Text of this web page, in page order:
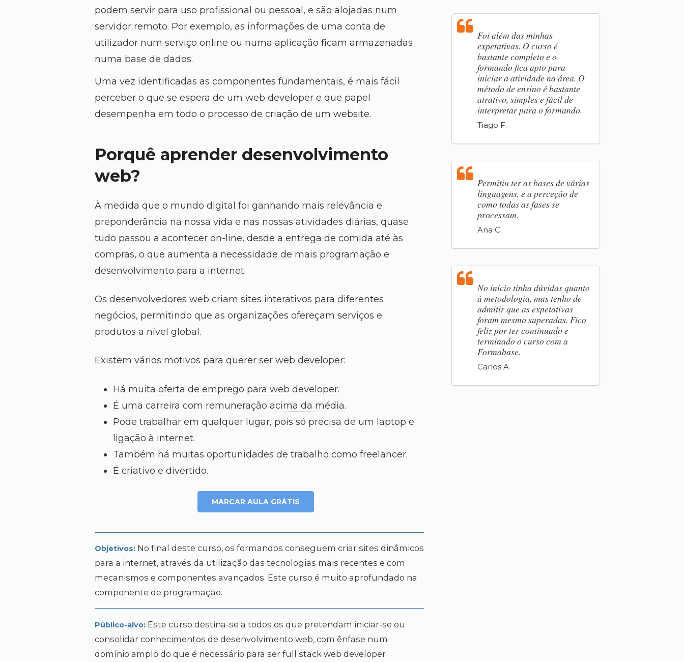
podem servir para uso profissional ou pessoal, e são alojadas num
servidor remoto. Por exemplo, as informações de uma conta de
utilizador num serviço online ou numa aplicação ficam armazenadas
numa base de dados.
Uma vez identificadas as componentes fundamentais, é mais fácil
perceber o que se espera de um web developer e que papel
desempenha em todo o processo de criação de um website.
Porquê aprender desenvolvimento
web?
À medida que o mundo digital foi ganhando mais relevância e
preponderância na nossa vida e nas nossas atividades diárias, quase
tudo passou a acontecer on-line, desde a entrega de comida até às
compras, o que aumenta a necessidade de mais programação e
desenvolvimento para a internet.
Os desenvolvedores web criam sites interativos para diferentes
negócios, permitindo que as organizações ofereçam serviços e
produtos a nível global.
Existem vários motivos para querer ser web developer:
Há muita oferta de emprego para web developer.
É uma carreira com remuneração acima da média.
Pode trabalhar em qualquer lugar, pois só precisa de um laptop e
ligação à internet.
Também há muitas oportunidades de trabalho como freelancer.
É criativo e divertido.
MARCAR AULA GRÁTIS
Objetivos: No final deste curso, os formandos conseguem criar sites dinâmicos
para a internet, através da utilização das tecnologias mais recentes e com
mecanismos e componentes avançados. Este curso é muito aprofundado na
componente de programação.
Público-alvo: Este curso destina-se a todos os que pretendam iniciar-se ou
consolidar conhecimentos de desenvolvimento web, com ênfase num
domínio amplo do que é necessário para ser full stack web developer
Foi além das minhas
expetativas. O curso é
bastante completo e o
formando fica apto para
iniciar a atividade na área. O
método de ensino é bastante
atrativo, simples e fácil de
interpretar para o formando.
Tiago F.
Permitiu ter as bases de várias
linguagens, e a perceção de
como todas as fases se
processam.
Ana C.
No início tinha dúvidas quanto
à metodologia, mas tenho de
admitir que as expetativas
foram mesmo superadas. Fico
feliz por ter continuado e
terminado o curso com a
Formabase.
Carlos A.